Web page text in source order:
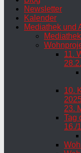
Newsletter
Kalender
Mediathek und
Mediathek
11.
10.
23.
Tag
16./